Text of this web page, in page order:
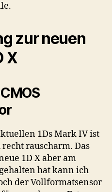
zur neuen
X
1Ds Mark IV ist
rauscharm. Das
1D X aber am
hat kann ich
der Vollformatsensor